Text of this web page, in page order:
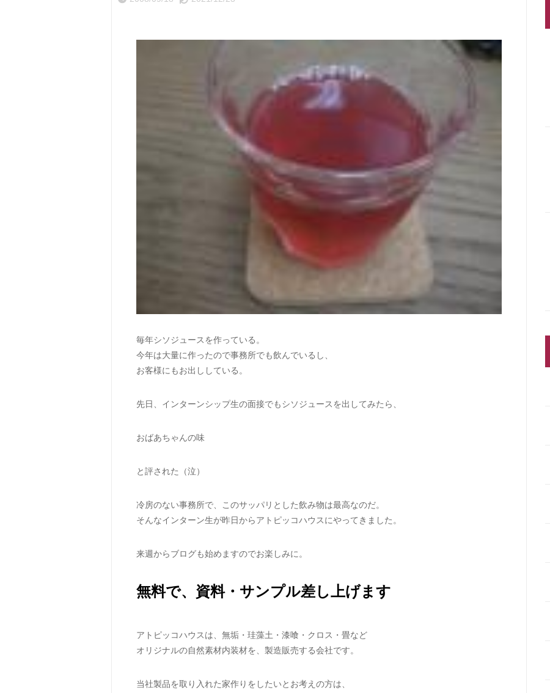
毎年シソジュースを作っている。
今年は大量に作ったので事務所でも飲んでいるし、
お客様にもお出ししている。
先日、インターンシップ生の面接でもシソジュースを出してみたら、
おばあちゃんの味
と評された（泣）
冷房のない事務所で、このサッパリとした飲み物は最高なのだ。
そんなインターン生が昨日からアトピッコハウスにやってきました。
来週からブログも始めますのでお楽しみに。
無料で、資料・サンプル差し上げます
アトピッコハウスは、無垢・珪藻土・漆喰・クロス・畳など
オリジナルの自然素材内装材を、製造販売する会社です。
当社製品を取り入れた家作りをしたいとお考えの方は、